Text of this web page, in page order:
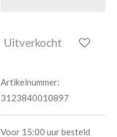
Uitverkocht
Artikelnummer:
3123840010897
Voor 15:00 uur besteld